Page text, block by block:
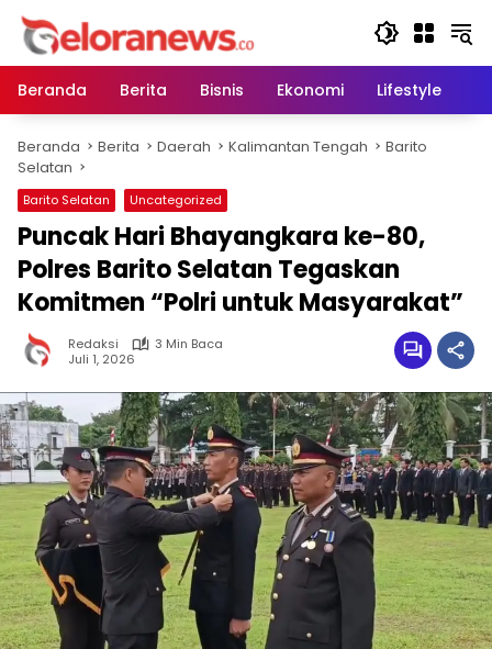
Langsung
konten
Beranda
Berita Bisnis Ekonomi Lifestyle
Beranda Berita Daerah Kalimantan Tengah
Barito
Selatan
Barito Selatan Uncategorized
Puncak Hari Bhayangkara ke-80,
Polres Barito Selatan Tegaskan
Komitmen “Polri untuk Masyarakat”
Redaksi
3 Min Baca
Juli 1, 2026